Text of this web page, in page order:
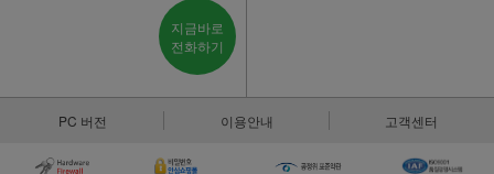
지금바로
전화하기
PC 버전 이용안내 고객센터